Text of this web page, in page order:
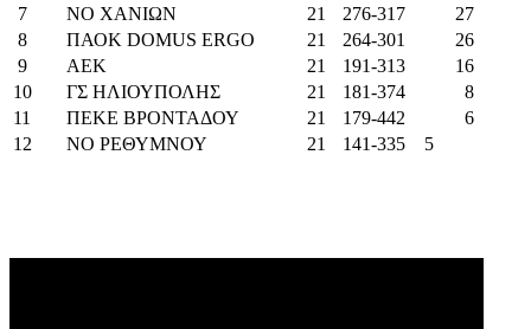
7
ΝΟ ΧΑΝΙΩΝ 21 276-317
27
8
ΠΑΟΚ DOMUS ERGO 21 264-301
26
9
AEK 21 191-313
16
10
ΓΣ ΗΛΙΟΥΠΟΛΗΣ 21 181-374
8
11
ΠΕΚΕ ΒΡΟΝΤΑΔΟΥ 21 179-442
6
12
ΝΟ ΡΕΘΥΜΝΟΥ 21 141-335 5